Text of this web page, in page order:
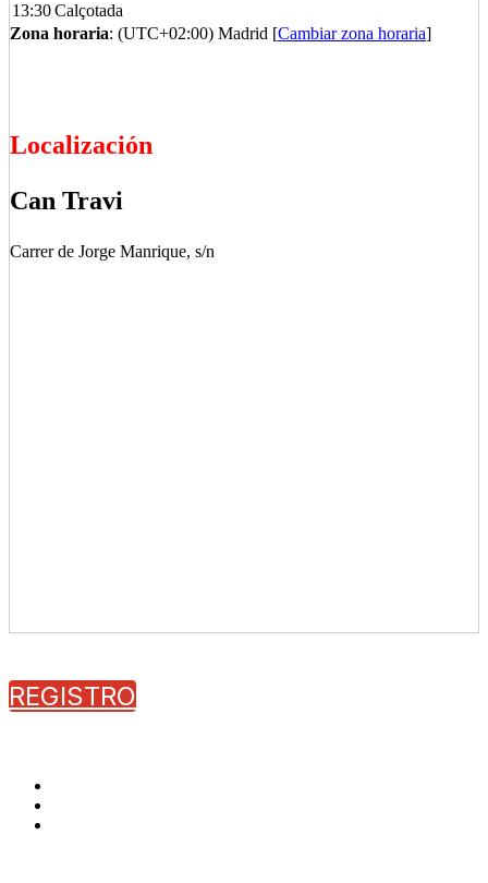
13:30Calçotada
Zona horaria: (UTC+02:00) Madrid [Cambiar zona horaria]
Localización
Can Travi
Carrer de Jorge Manrique, s/n
REGISTRO